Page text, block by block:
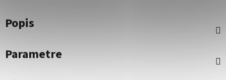
Popis
Parametre